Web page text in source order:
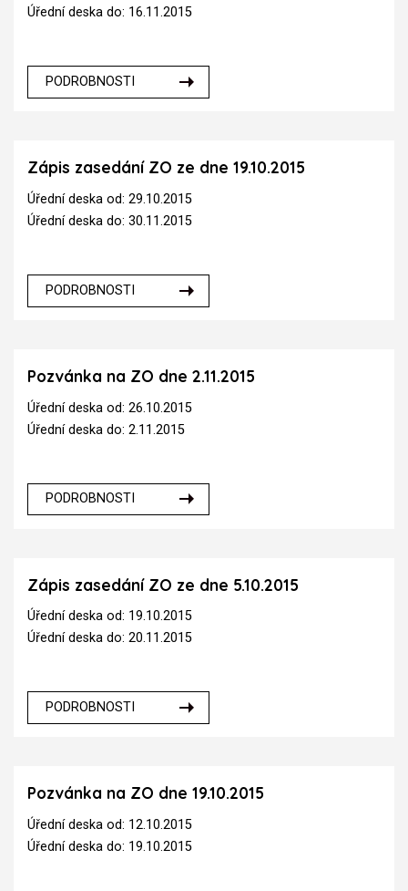
Úřední deska do: 16.11.2015
PODROBNOSTI
Zápis zasedání ZO ze dne 19.10.2015
Úřední deska od: 29.10.2015
Úřední deska do: 30.11.2015
PODROBNOSTI
Pozvánka na ZO dne 2.11.2015
Úřední deska od: 26.10.2015
Úřední deska do: 2.11.2015
PODROBNOSTI
Zápis zasedání ZO ze dne 5.10.2015
Úřední deska od: 19.10.2015
Úřední deska do: 20.11.2015
PODROBNOSTI
Pozvánka na ZO dne 19.10.2015
Úřední deska od: 12.10.2015
Úřední deska do: 19.10.2015